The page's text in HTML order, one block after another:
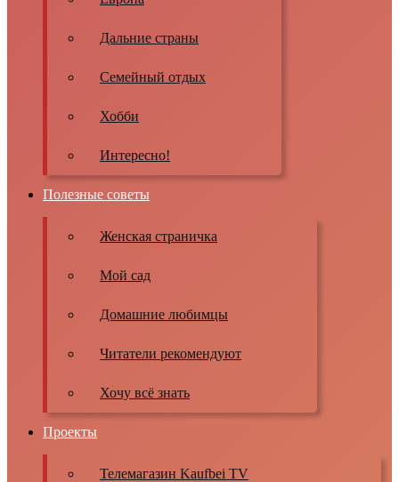
Дальние страны
Семейный отдых
Хобби
Интересно!
Полезные советы
Женская страничка
Мой сад
Домашние любимцы
Читатели рекомендуют
Хочу всё знать
Проекты
Телемагазин Kaufbei TV